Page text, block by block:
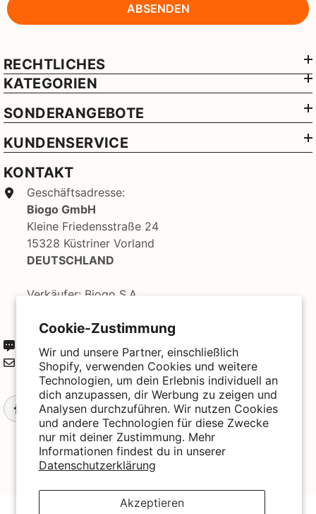
Cookie-Zustimmung
Wir und unsere Partner, einschließlich
Shopify, verwenden Cookies und weitere
Technologien, um dein Erlebnis individuell an
dich anzupassen, dir Werbung zu zeigen und
Analysen durchzuführen. Wir nutzen Cookies
und andere Technologien für diese Zwecke
nur mit deiner Zustimmung. Mehr
Informationen findest du in unserer
Datenschutzerklärung
Akzeptieren
ABSENDEN
RECHTLICHES
KATEGORIEN
SONDERANGEBOTE
KUNDENSERVICE
KONTAKT
Geschäftsadresse:
Biogo GmbH
Kleine Friedensstraße 24
15328 Küstriner Vorland
DEUTSCHLAND
Verkäufer: Biogo S.A.
50-139 Wrocław, Polen
+49 3221 224 3801
kontakt@biogo.de
© 2025 Biogo. All Rights Reserved. Powered By Biogo With